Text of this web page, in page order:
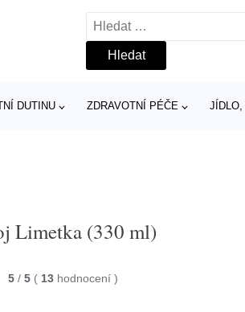
Vyhledávání
DUTINU ZDRAVOTNÍ PÉČE JÍDLO,
Limetka (330 ml)
5 / 5 ( 13 hodnocení)